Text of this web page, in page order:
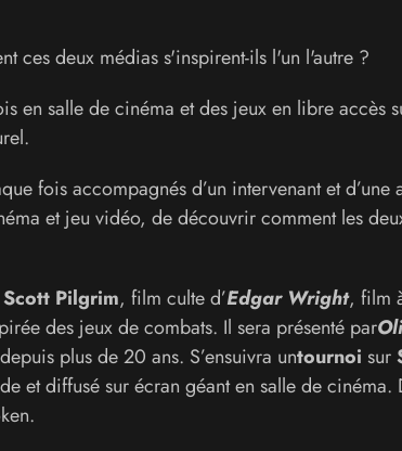
ces deux médias s'inspirent-ils l'un l'autre ?
en salle de cinéma et des jeux en libre accès
fois accompagnés d’un intervenant et d’une
et jeu vidéo, de découvrir comment les
Pilgrim, film culte d’Edgar Wright, film
des jeux de combats. Il sera présenté par
plus de 20 ans. S’ensuivra untournoi sur
et diffusé sur écran géant en salle de cinéma.